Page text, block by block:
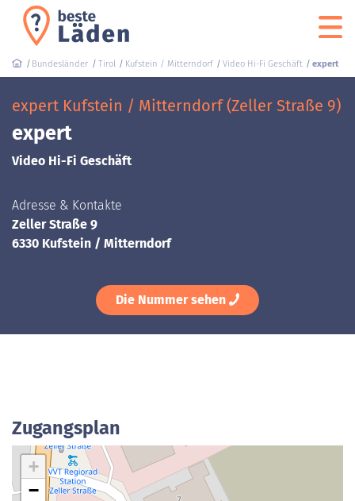
Bundesländer Tirol Kufstein / Mitterndorf Video Hi-Fi Geschäft expert
expert Kufstein / Mitterndorf (Zeller Straße 9)
expert
Video Hi-Fi Geschäft
Adresse & Kontakte
Zeller Straße 9
6330 Kufstein / Mitterndorf
Die Nummer sehen
Zugangsplan
+
−